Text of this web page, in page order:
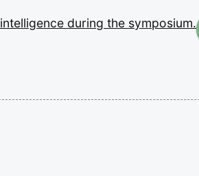
intelligence during the symposium.